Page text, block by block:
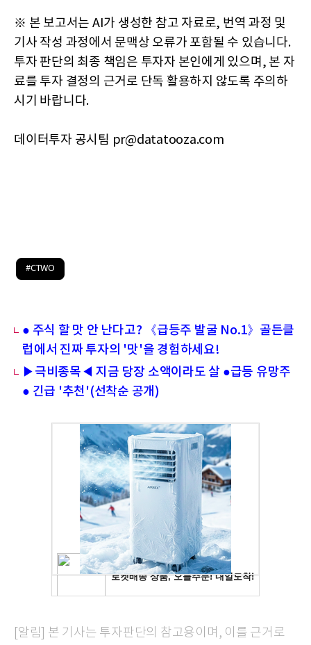
※ 본 보고서는 AI가 생성한 참고 자료로, 번역 과정 및
기사 작성 과정에서 문맥상 오류가 포함될 수 있습니다.
투자 판단의 최종 책임은 투자자 본인에게 있으며, 본 자
료를 투자 결정의 근거로 단독 활용하지 않도록 주의하
시기 바랍니다.
데이터투자 공시팀 pr@datatooza.com
#CTWO
● 주식 할 맛 안 난다고? 《급등주 발굴 No.1》골든클
럽에서 진짜 투자의 '맛'을 경험하세요!
▶극비종목◀ 지금 당장 소액이라도 살 ●급등 유망주
● 긴급 '추천'(선착순 공개)
[알림] 본 기사는 투자판단의 참고용이며, 이를 근거로